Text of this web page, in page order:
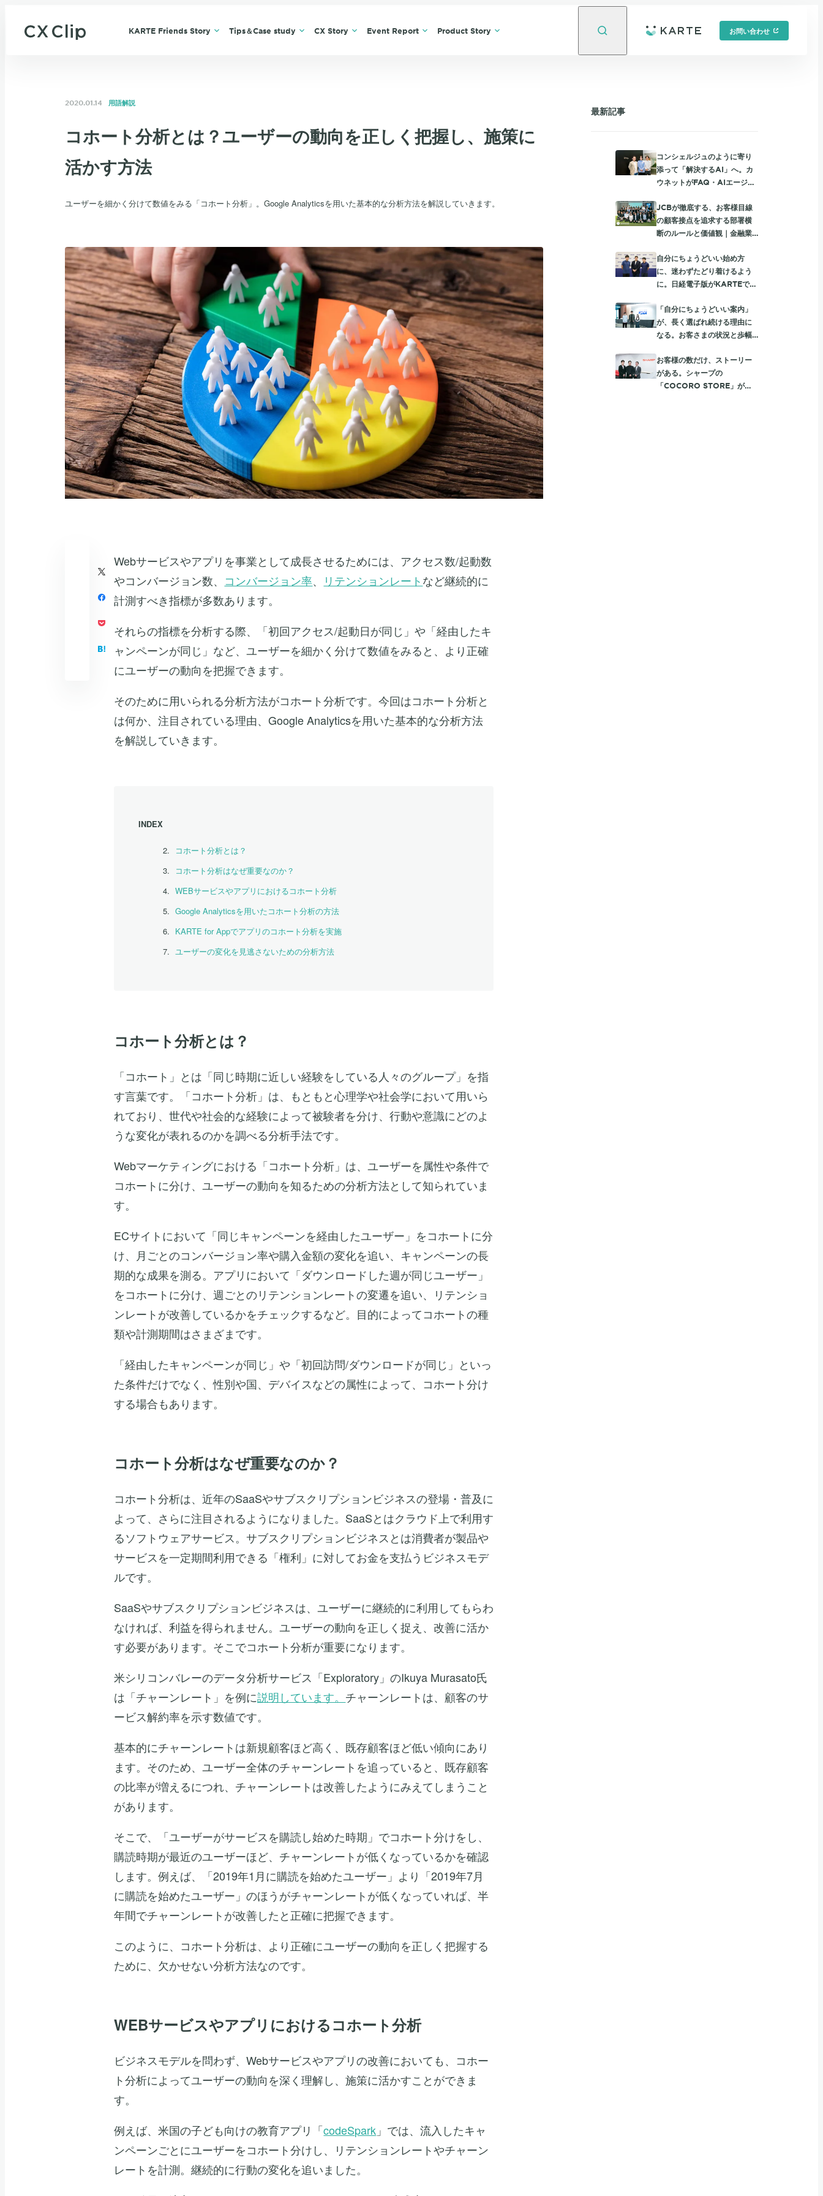
KARTE Friends Story Tips＆Case study CX Story Event Report Product Story お問い合わせ
2020.01.14 用語解説
コホート分析とは？ユーザーの動向を正しく把握し、施策に
活かす方法
ユーザーを細かく分けて数値をみる「コホート分析」。Google Analyticsを用いた基本的な分析方法を解説していきます。
Webサービスやアプリを事業として成長させるためには、アクセス数/起動数
やコンバージョン数、 コンバージョン率、 リテンションレートなど継続的に
計測すべき指標が多数あります。
それらの指標を分析する際、「初回アクセス/起動日が同じ」や「経由したキ
ャンペーンが同じ」など、ユーザーを細かく分けて数値をみると、より正確
にユーザーの動向を把握できます。
そのために用いられる分析方法がコホート分析です。今回はコホート分析と
は何か、注目されている理由、Google Analyticsを用いた基本的な分析方法
を解説していきます。
INDEX
コホート分析とは？
コホート分析はなぜ重要なのか？
WEBサービスやアプリにおけるコホート分析
Google Analyticsを用いたコホート分析の方法
KARTE for Appでアプリのコホート分析を実施
ユーザーの変化を見逃さないための分析方法
コホート分析とは？
「コホート」とは「同じ時期に近しい経験をしている人々のグループ」を指
す言葉です。「コホート分析」は、もともと心理学や社会学において用いら
れており、世代や社会的な経験によって被験者を分け、行動や意識にどのよ
うな変化が表れるのかを調べる分析手法です。
Webマーケティングにおける「コホート分析」は、ユーザーを属性や条件で
コホートに分け、ユーザーの動向を知るための分析方法として知られていま
す。
ECサイトにおいて「同じキャンペーンを経由したユーザー」をコホートに分
け、月ごとのコンバージョン率や購入金額の変化を追い、キャンペーンの長
期的な成果を測る。アプリにおいて「ダウンロードした週が同じユーザー」
をコホートに分け、週ごとのリテンションレートの変遷を追い、リテンショ
ンレートが改善しているかをチェックするなど。目的によってコホートの種
類や計測期間はさまざまです。
「経由したキャンペーンが同じ」や「初回訪問/ダウンロードが同じ」といっ
た条件だけでなく、性別や国、デバイスなどの属性によって、コホート分け
する場合もあります。
コホート分析はなぜ重要なのか？
コホート分析は、近年のSaaSやサブスクリプションビジネスの登場・普及に
よって、さらに注目されるようになりました。SaaSとはクラウド上で利用す
るソフトウェアサービス。サブスクリプションビジネスとは消費者が製品や
サービスを一定期間利用できる「権利」に対してお金を支払うビジネスモデ
ルです。
SaaSやサブスクリプションビジネスは、ユーザーに継続的に利用してもらわ
なければ、利益を得られません。ユーザーの動向を正しく捉え、改善に活か
す必要があります。そこでコホート分析が重要になります。
米シリコンバレーのデータ分析サービス「Exploratory」のIkuya Murasato氏
は「チャーンレート」を例に説明しています。 チャーンレートは、顧客のサ
ービス解約率を示す数値です。
基本的にチャーンレートは新規顧客ほど高く、既存顧客ほど低い傾向にあり
ます。そのため、ユーザー全体のチャーンレートを追っていると、既存顧客
の比率が増えるにつれ、チャーンレートは改善したようにみえてしまうこと
があります。
そこで、「ユーザーがサービスを購読し始めた時期」でコホート分けをし、
購読時期が最近のユーザーほど、チャーンレートが低くなっているかを確認
します。例えば、「2019年1月に購読を始めたユーザー」より「2019年7月
に購読を始めたユーザー」のほうがチャーンレートが低くなっていれば、半
年間でチャーンレートが改善したと正確に把握できます。
このように、コホート分析は、より正確にユーザーの動向を正しく把握する
ために、欠かせない分析方法なのです。
WEBサービスやアプリにおけるコホート分析
ビジネスモデルを問わず、Webサービスやアプリの改善においても、コホー
ト分析によってユーザーの動向を深く理解し、施策に活かすことができま
す。
例えば、米国の子ども向けの教育アプリ「codeSpark 」では、流入したキャ
ンペーンごとにユーザーをコホート分けし、リテンションレートやチャーン
レートを計測。継続的に行動の変化を追いました。
最新記事
コンシェルジュのように寄り
添って「解決するAI」へ。カ
ウネットがFAQ・AIエージェ
て進める、個社最適な顧客サ
ポート
JCBが徹底する、お客様目線
の顧客接点を追求する部署横
断のルールと価値観｜金融業
自分にちょうどいい始め方
に、迷わずたどり着けるよう
に。日経電子版がKARTEで実
線「自分にちょうどいい案内」
が、長く選ばれ続ける理由に
なる。お客さまの状況と歩幅
「おトク」が膨らむ体験設計
お客様の数だけ、ストーリー
がある。シャープの
「COCORO STORE」が